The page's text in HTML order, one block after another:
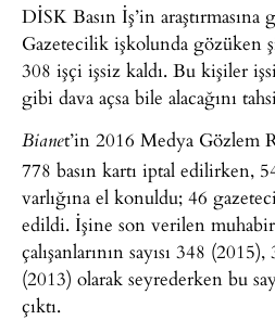
DİSK Basın İş’in araştırmasına
Gazetecilik işkolunda gözüken
308 işçi işsiz kaldı. Bu kişiler
gibi dava açsa bile alacağını
Bianet’in 2016 Medya Gözlem
778 basın kartı iptal edilirken,
varlığına el konuldu; 46
edildi. İşine son verilen
çalışanlarının sayısı 348
(2013) olarak seyrederken bu
çıktı.